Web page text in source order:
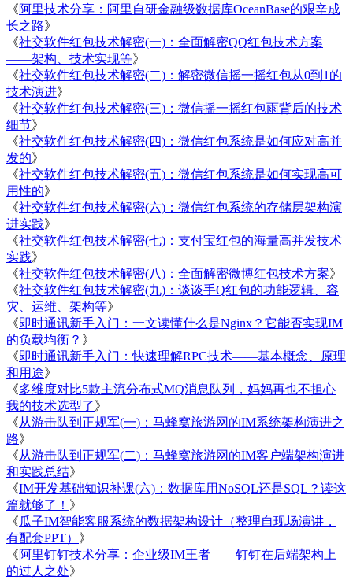
《阿里技术分享：阿里自研金融级数据库OceanBase的艰辛成
长之路》
《社交软件红包技术解密(一)：全面解密QQ红包技术方案
——架构、技术实现等》
《社交软件红包技术解密(二)：解密微信摇一摇红包从0到1的
技术演进》
《社交软件红包技术解密(三)：微信摇一摇红包雨背后的技术
细节》
《社交软件红包技术解密(四)：微信红包系统是如何应对高并
发的》
《社交软件红包技术解密(五)：微信红包系统是如何实现高可
用性的》
《社交软件红包技术解密(六)：微信红包系统的存储层架构演
进实践》
《社交软件红包技术解密(七)：支付宝红包的海量高并发技术
实践》
《社交软件红包技术解密(八)：全面解密微博红包技术方案》
《社交软件红包技术解密(九)：谈谈手Q红包的功能逻辑、容
灾、运维、架构等》
《即时通讯新手入门：一文读懂什么是Nginx？它能否实现IM
的负载均衡？ 》
《即时通讯新手入门：快速理解RPC技术——基本概念、原理
和用途》
《多维度对比5款主流分布式MQ消息队列，妈妈再也不担心
我的技术选型了》
《从游击队到正规军(一)：马蜂窝旅游网的IM系统架构演进之
路》
《从游击队到正规军(二)：马蜂窝旅游网的IM客户端架构演进
和实践总结》
《IM开发基础知识补课(六)：数据库用NoSQL还是SQL？读这
篇就够了！ 》
《瓜子IM智能客服系统的数据架构设计（整理自现场演讲，
有配套PPT） 》
《阿里钉钉技术分享：企业级IM王者——钉钉在后端架构上
的过人之处》